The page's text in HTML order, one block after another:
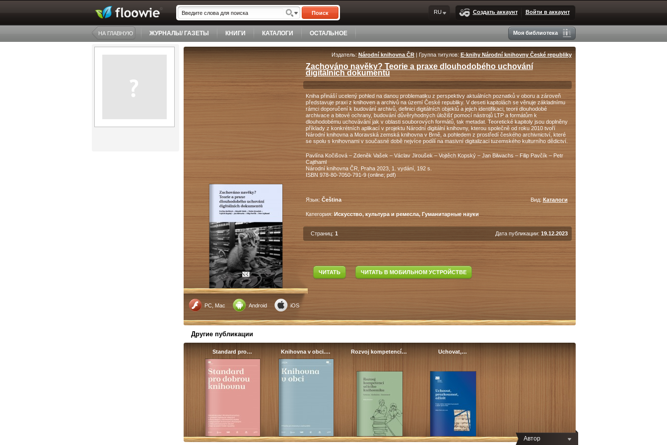
Поиск Создать аккаунт Войти в аккаунт
RU
НА ГЛАВНУЮ ЖУРНАЛЫ/ ГАЗЕТЫ КНИГИ КАТАЛОГИ ОСТАЛЬНОЕ Моя библиотека
PC, Mac Android iOS
Издатель: Národní knihovna ČR| Группа титулов: E-knihy Národní knihovny České republiky
Zachováno navěky? Teorie a praxe dlouhodobého uchování
digitálních dokumentů
Kniha přináší ucelený pohled na danou problematiku z perspektivy aktuálních poznatků v oboru a zároveň
představuje praxi z knihoven a archivů na území České republiky. V deseti ka­pitolách se věnuje základnímu
rámci doporučení k budování archivů, definici digitálních objektů a jejich identifikaci, teorii dlou­hodobé
archivace a bitové ochrany, budování důvěryhodných úložišť pomocí nástrojů LTP a formátům k
dlouhodobému uchovávání jak v oblasti souborových formátů, tak metadat. Teoretické kapitoly jsou doplněny
příklady z konkrét­ních aplikací v projektu Národní digitální knihovny, kterou společně od roku 2010 tvoří
Národní knihovna a Moravská zemská knihovna v Brně, a pohledem z prostředí českého archivnictví, které
se spolu s knihovnami v současné době nejvíce podílí na masivní digitalizaci tuzemského kulturního dědictví.
Pavlína Kočišová – Zdeněk Vašek – Václav Jiroušek – Vojtěch Kopský – Jan Bilwachs – Filip Pavčík – Petr
Cajthaml
Národní knihovna ČR, Praha 2023, 1. vydání, 192 s.
ISBN 978-80-7050-791-9 (online; pdf)
Язык: Čeština Вид: Каталоги
Категория: Искусство, культура и ремесла, Гуманитарные науки
Страниц: 1 Дата публикации: 19.12.2023
ЧИТАТЬ ЧИТАТЬ В МОБИЛЬНОМ УСТРОЙСТВЕ
Другие публикации
Автор
Standard pro… Knihovna v obci.… Rozvoj kompetencí… Uchovat,…